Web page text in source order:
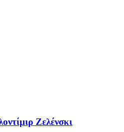
Ζελένσκι